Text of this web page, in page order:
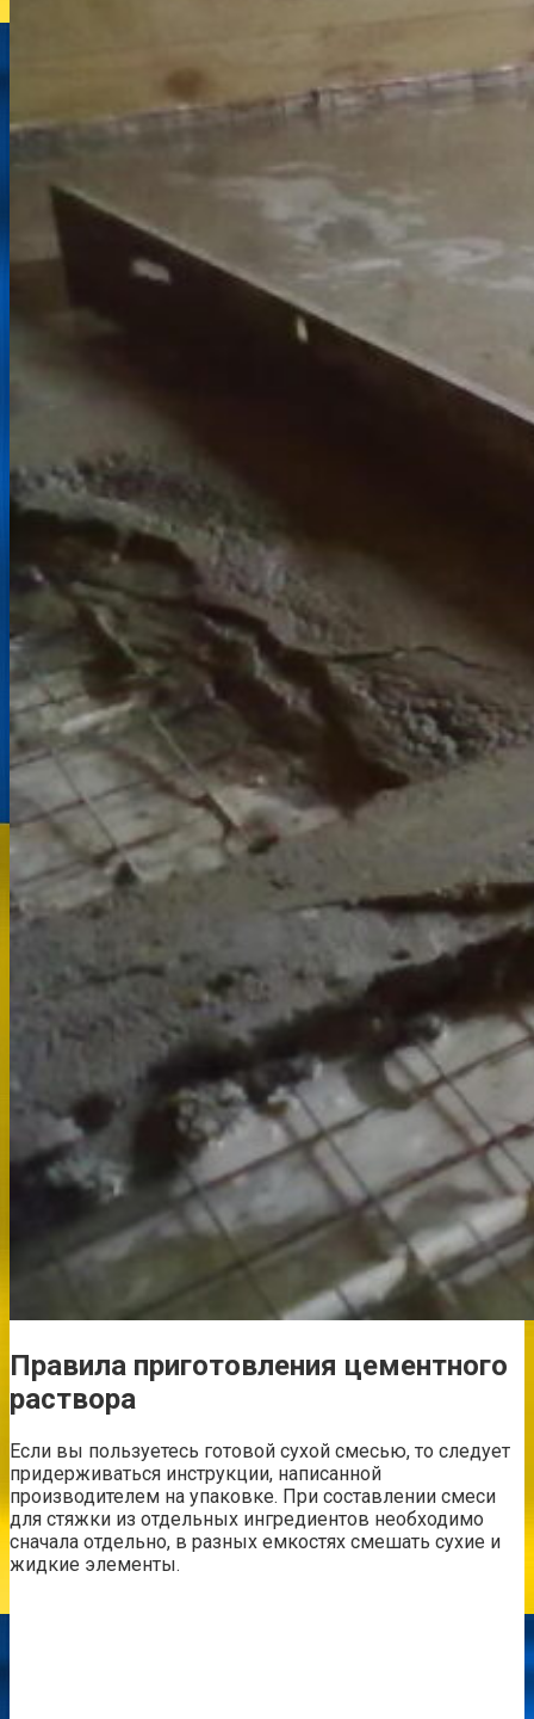
Правила приготовления цементного
раствора
Если вы пользуетесь готовой сухой смесью, то следует
придерживаться инструкции, написанной
производителем на упаковке. При составлении смеси
для стяжки из отдельных ингредиентов необходимо
сначала отдельно, в разных емкостях смешать сухие и
жидкие элементы.